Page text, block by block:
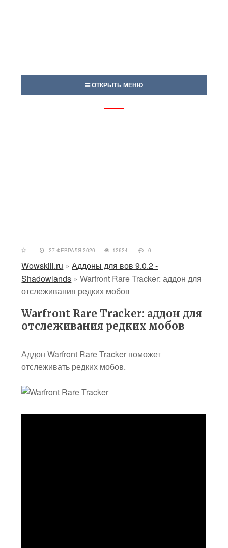
ОТКРЫТЬ МЕНЮ
27 ФЕВРАЛЯ 2020 12624 0
Wowskill.ru »Аддоны для вов 9.0.2 -
Shadowlands »Warfront Rare Tracker: аддон для
отслеживания редких мобов
Warfront Rare Tracker: аддон для
отслеживания редких мобов
Аддон Warfront Rare Tracker поможет
отслеживать редких мобов.